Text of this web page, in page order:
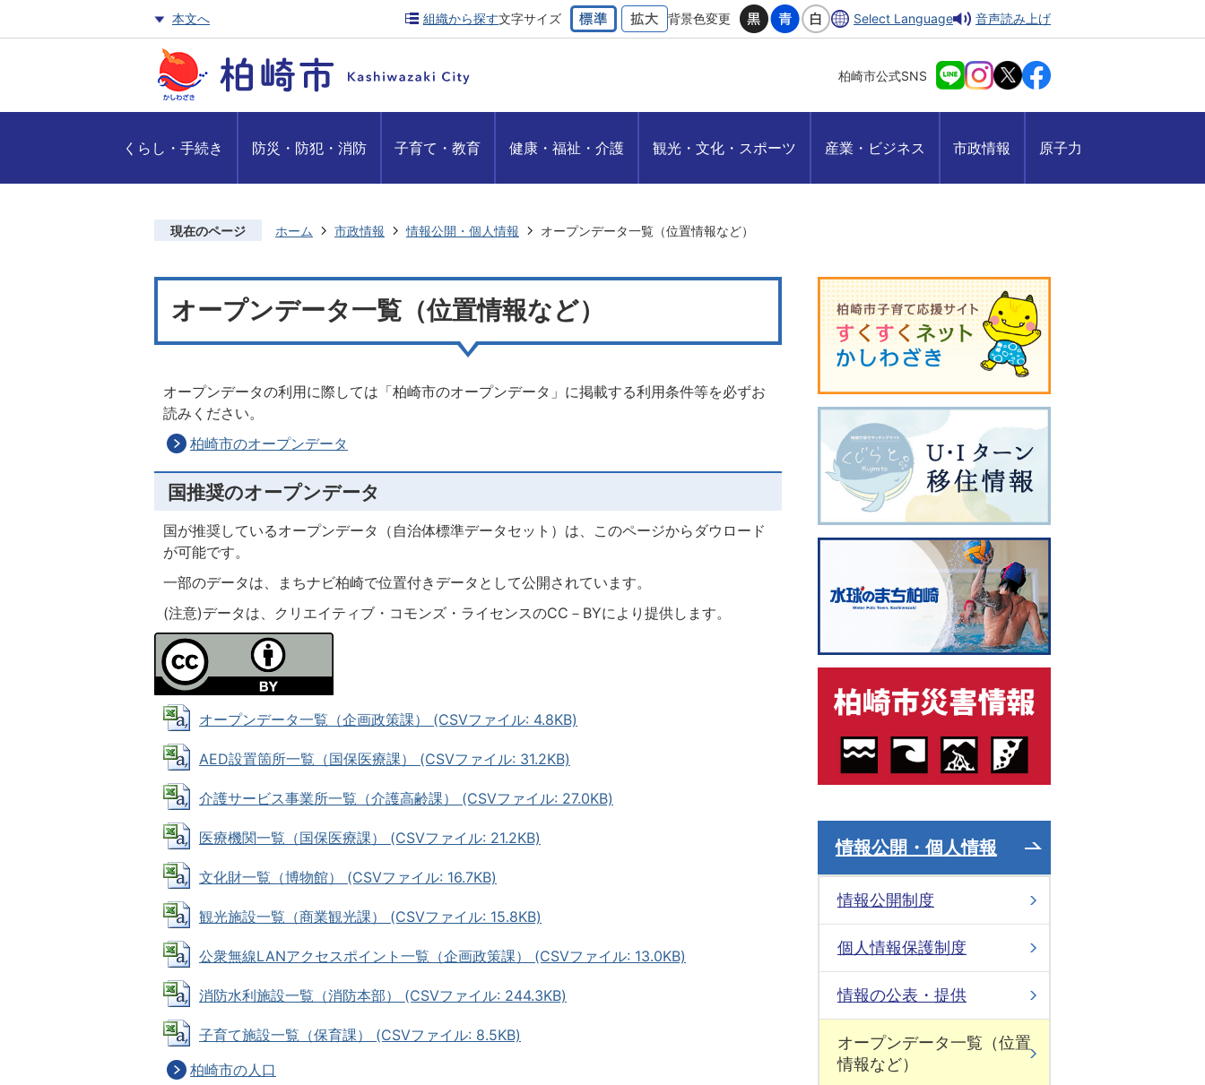
本文へ 組織から探す文字サイズ 背景色変更 Select Language 音声読み上げ
柏崎市公式SNS
くらし・手続き 防災・防犯・消防 子育て・教育 健康・福祉・介護 観光・文化・スポーツ 産業・ビジネス 市政情報 原子力
現在のページ ホーム 市政情報 情報公開・個人情報 オープンデータ一覧（位置情報など）
オープンデータ一覧（位置情報など）
オープンデータの利用に際しては「柏崎市のオープンデータ」に掲載する利用条件等を必ずお
読みください。
柏崎市のオープンデータ
国推奨のオープンデータ
国が推奨しているオープンデータ（自治体標準データセット）は、このページからダウロード
が可能です。
一部のデータは、まちナビ柏崎で位置付きデータとして公開されています。
(注意)データは、クリエイティブ・コモンズ・ライセンスのCC－BYにより提供します。
オープンデータ一覧（企画政策課） (CSVファイル: 4.8KB)
AED設置箇所一覧（国保医療課） (CSVファイル: 31.2KB)
介護サービス事業所一覧（介護高齢課） (CSVファイル: 27.0KB)
医療機関一覧（国保医療課） (CSVファイル: 21.2KB)
文化財一覧（博物館） (CSVファイル: 16.7KB)
観光施設一覧（商業観光課） (CSVファイル: 15.8KB)
公衆無線LANアクセスポイント一覧（企画政策課） (CSVファイル: 13.0KB)
消防水利施設一覧（消防本部） (CSVファイル: 244.3KB)
子育て施設一覧（保育課） (CSVファイル: 8.5KB)
柏崎市の人口
情報公開・個人情報
情報公開制度
個人情報保護制度
情報の公表・提供
オープンデータ一覧（位置
情報など）